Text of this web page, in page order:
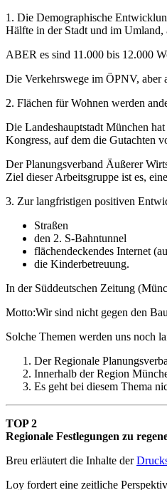
1. Die Demographische
Hälfte in der Stadt und im Umland,
ABER es sind 11.000 bis 12.000
Die Verkehrswege im ÖPNV, aber
2. Flächen für Wohnen werden
Die Landeshauptstadt München
Kongress, auf dem die Gutachten
Der Planungsverband Äußerer
Ziel dieser Arbeitsgruppe ist es,
3. Zur langfristigen positiven
Straßen
den 2. S-Bahntunnel
flächendeckendes Internet
die Kinderbetreuung.
In der Süddeutschen Zeitung
Motto:Wir sind nicht gegen den
Solche Themen werden uns noch
Der Regionale
Innerhalb der Region
Es geht bei diesem Thema
TOP 2
Regionale Festlegungen zu
Breu erläutert die Inhalte der
Loy fordert eine zeitliche